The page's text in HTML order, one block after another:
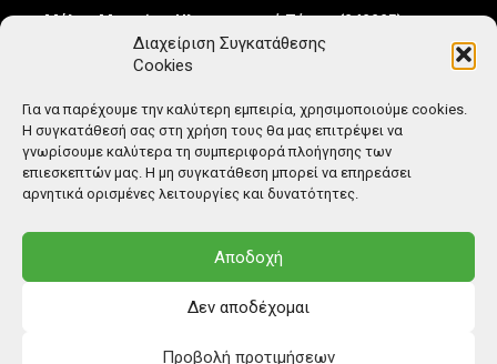
Διαχείριση Συγκατάθεσης
Cookies
Για να παρέχουμε την καλύτερη εμπειρία, χρησιμοποιούμε cookies.
Η συγκατάθεσή σας στη χρήση τους θα μας επιτρέψει να
γνωρίσουμε καλύτερα τη συμπεριφορά πλοήγησης των
επιεσκεπτών μας. Η μη συγκατάθεση μπορεί να επηρεάσει
αρνητικά ορισμένες λειτουργίες και δυνατότητες.
Αποδοχή
Δεν αποδέχομαι
Προβολή προτιμήσεων
Μέλος Μητρώου Ηλεκτρονικού Τύπου (242225)